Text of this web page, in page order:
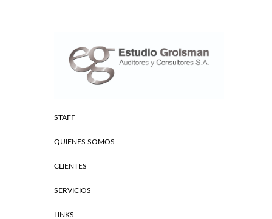
STAFF
QUIENES SOMOS
CLIENTES
SERVICIOS
LINKS